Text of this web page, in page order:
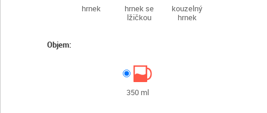
hrnek
hrnek se
lžičkou
kouzelný
hrnek
Objem:
350 ml